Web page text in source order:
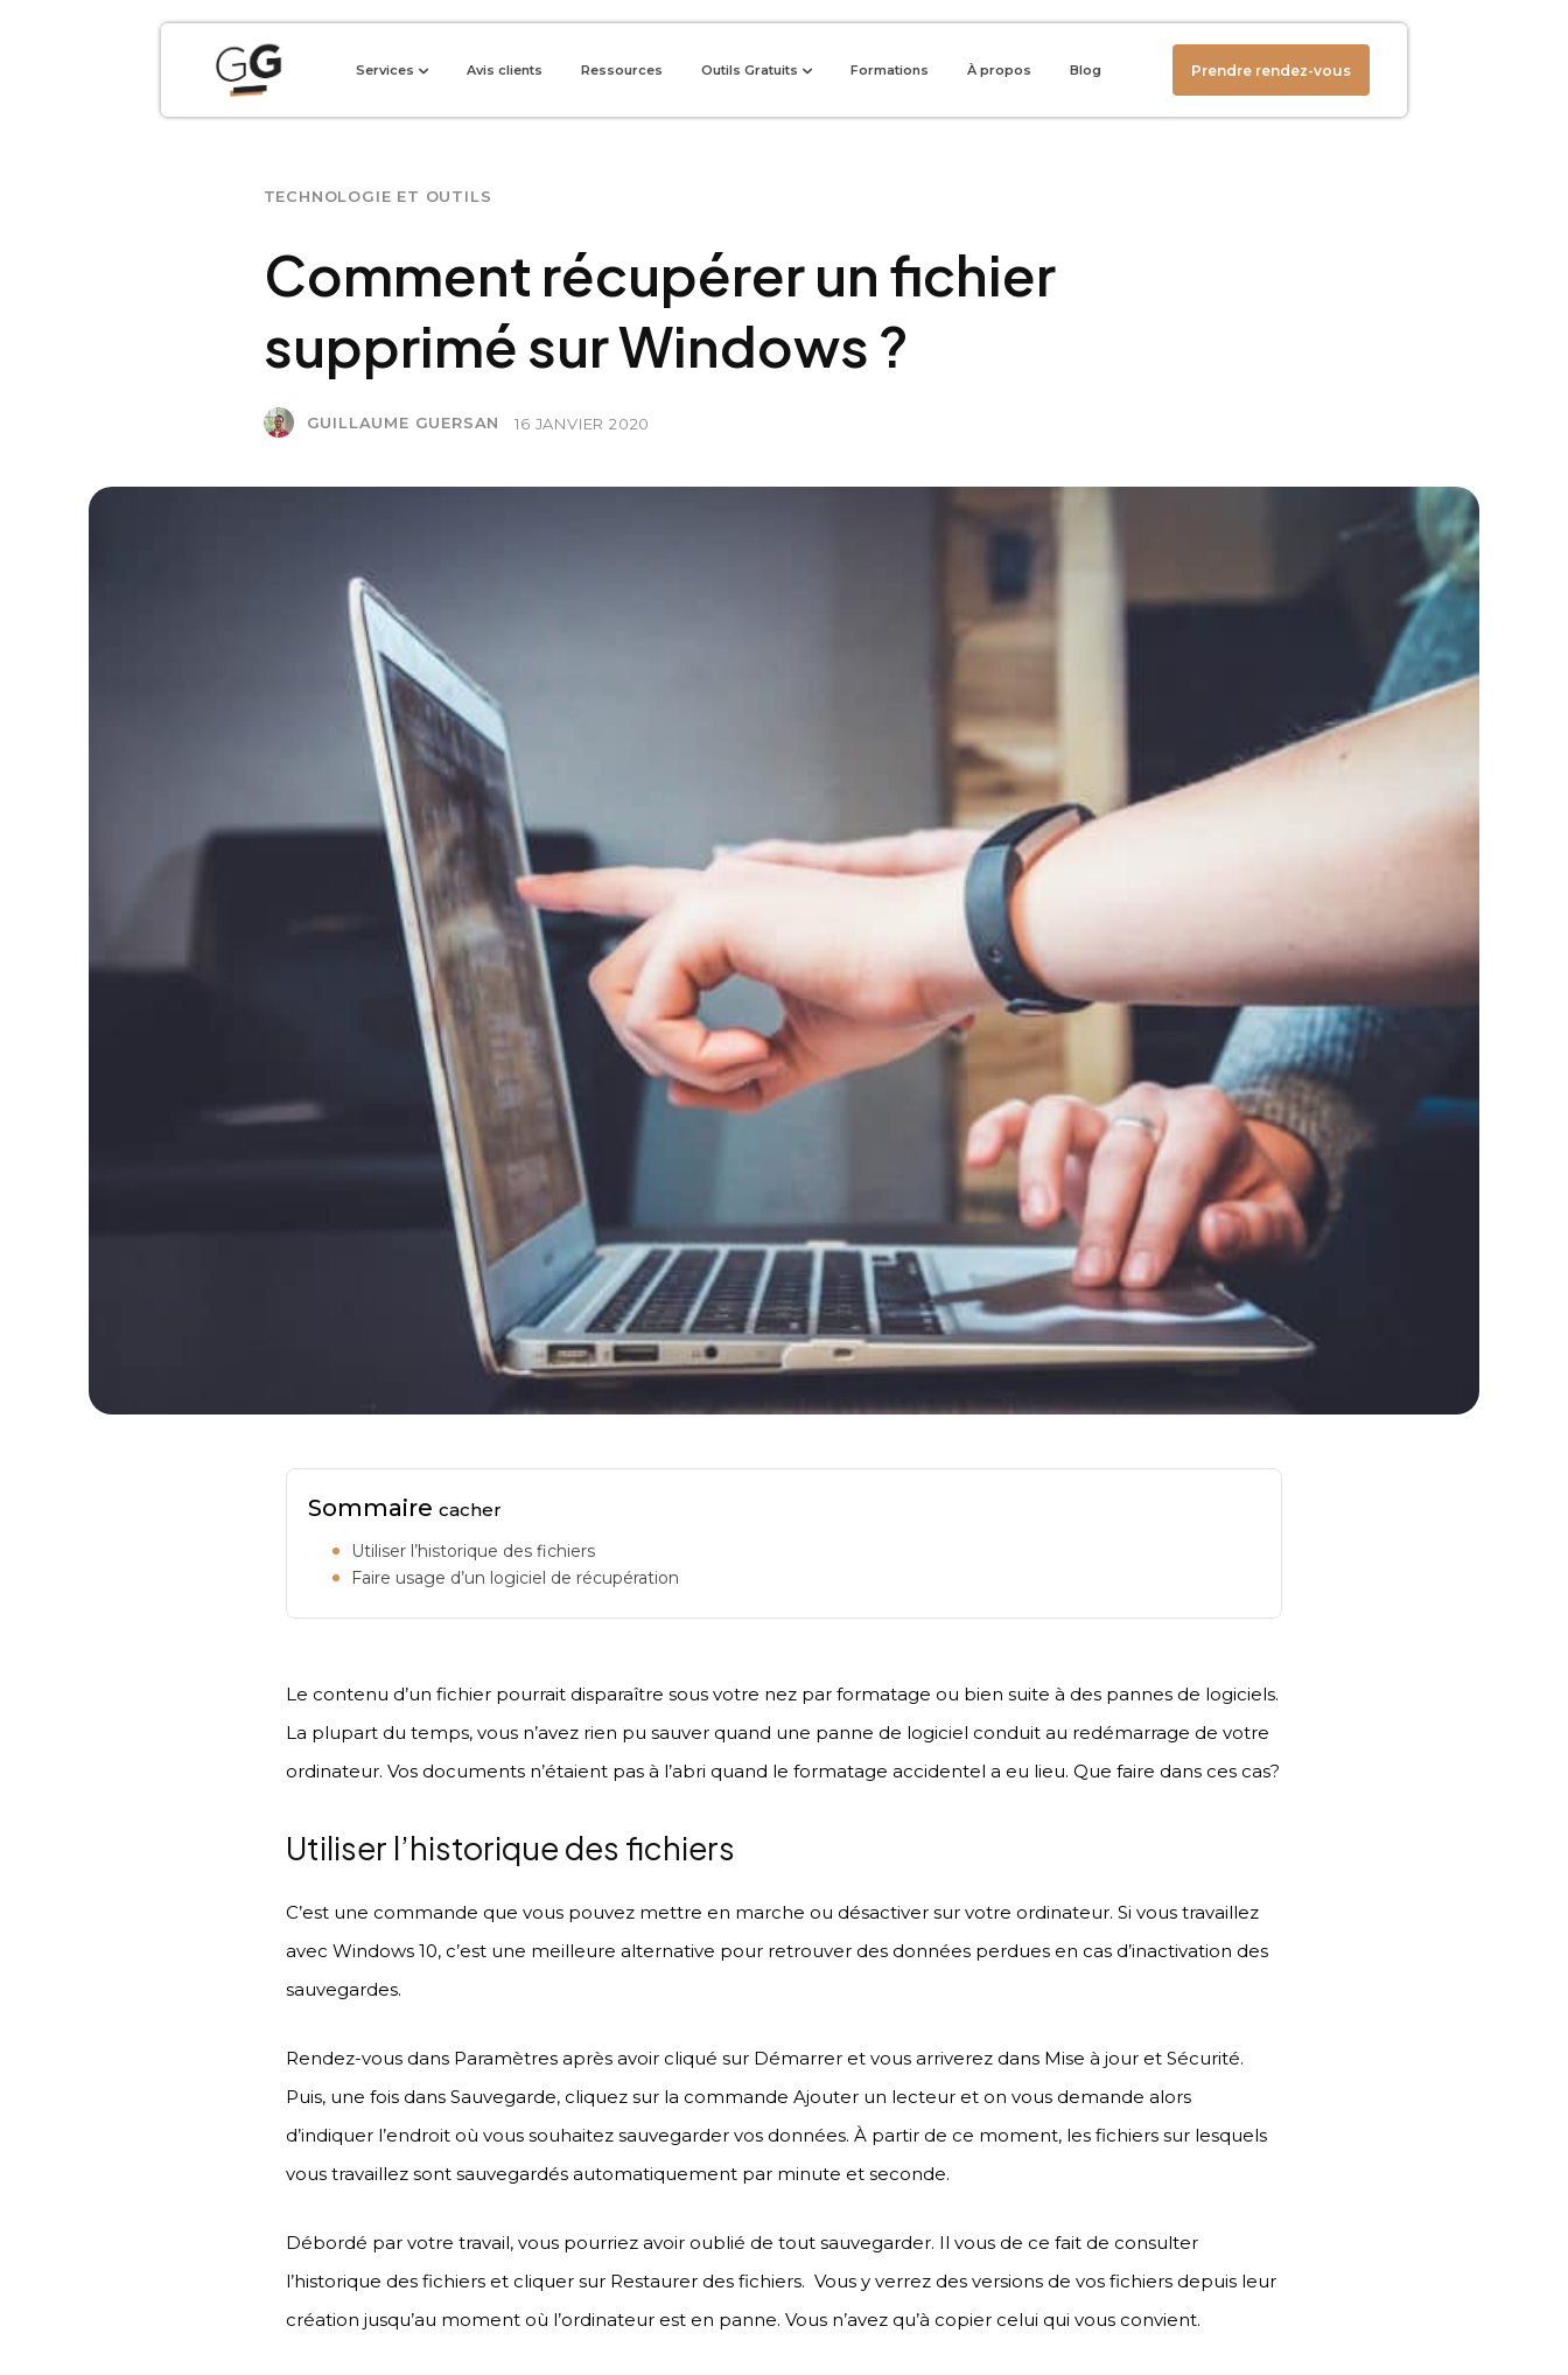
Services Avis clients Ressources Outils Gratuits Formations À propos Blog Prendre rendez-vous
TECHNOLOGIE ET OUTILS
Comment récupérer un fichier
supprimé sur Windows ?
GUILLAUME GUERSAN 16 JANVIER 2020
Sommaire cacher
Utiliser l’historique des fichiers
Faire usage d’un logiciel de récupération
Le contenu d’un fichier pourrait disparaître sous votre nez par formatage ou bien suite à des pannes de logiciels.
La plupart du temps, vous n’avez rien pu sauver quand une panne de logiciel conduit au redémarrage de votre
ordinateur. Vos documents n’étaient pas à l’abri quand le formatage accidentel a eu lieu. Que faire dans ces cas?
Utiliser l’historique des fichiers
C’est une commande que vous pouvez mettre en marche ou désactiver sur votre ordinateur. Si vous travaillez
avec Windows 10, c’est une meilleure alternative pour retrouver des données perdues en cas d’inactivation des
sauvegardes.
Rendez-vous dans Paramètres après avoir cliqué sur Démarrer et vous arriverez dans Mise à jour et Sécurité.
Puis, une fois dans Sauvegarde, cliquez sur la commande Ajouter un lecteur et on vous demande alors
d’indiquer l’endroit où vous souhaitez sauvegarder vos données. À partir de ce moment, les fichiers sur lesquels
vous travaillez sont sauvegardés automatiquement par minute et seconde.
Débordé par votre travail, vous pourriez avoir oublié de tout sauvegarder. Il vous de ce fait de consulter
l’historique des fichiers et cliquer sur Restaurer des fichiers. Vous y verrez des versions de vos fichiers depuis leur
création jusqu’au moment où l’ordinateur est en panne. Vous n’avez qu’à copier celui qui vous convient.